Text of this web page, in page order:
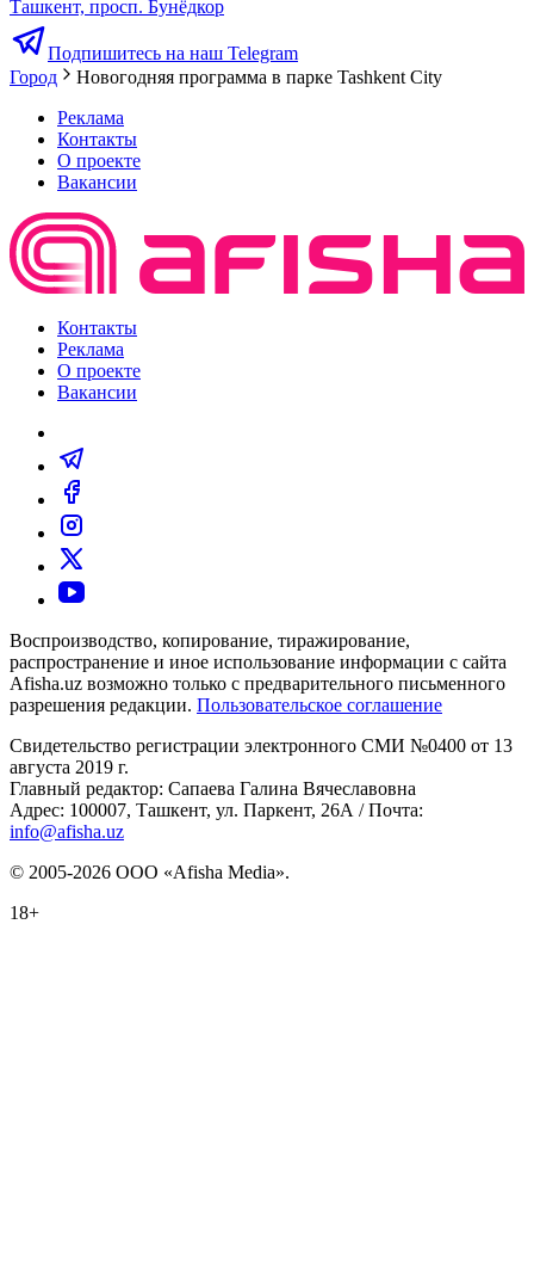
Ташкент, просп. Бунёдкор
Подпишитесь на наш Telegram
Город
Новогодняя программа в парке Tashkent City
Реклама
Контакты
О проекте
Вакансии
Контакты
Реклама
О проекте
Вакансии
Воспроизводство, копирование, тиражирование,
распространение и иное использование информации с сайта
Afisha.uz возможно только с предварительного письменного
разрешения редакции. Пользовательское соглашение
Свидетельство регистрации электронного СМИ №0400 от 13
августа 2019 г.
Главный редактор: Сапаева Галина Вячеславовна
Адрес: 100007, Ташкент, ул. Паркент, 26А / Почта:
info@afisha.uz
© 2005-2026 ООО «Afisha Media».
18+